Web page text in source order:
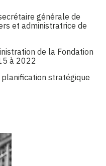
générale de
et administratrice de
de la Fondation
à 2022
stratégique